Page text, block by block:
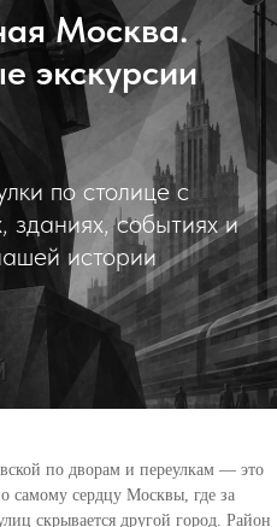
Москва.
экскурсии
по столице с
зданиях, событиях и
истории
по дворам и переулкам — это
самому сердцу Москвы, где за
скрывается другой город. Район